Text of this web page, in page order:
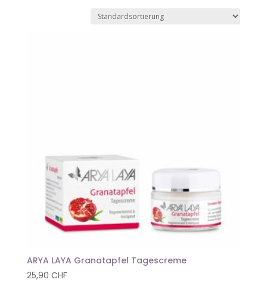
ARYA LAYA Granatapfel Tagescreme
25,90 CHF